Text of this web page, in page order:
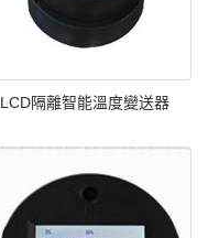
LCD隔離智能溫度變送器